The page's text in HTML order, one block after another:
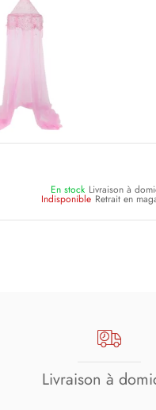
En stock Livraison à
Indisponible Retrait en
Livraison à